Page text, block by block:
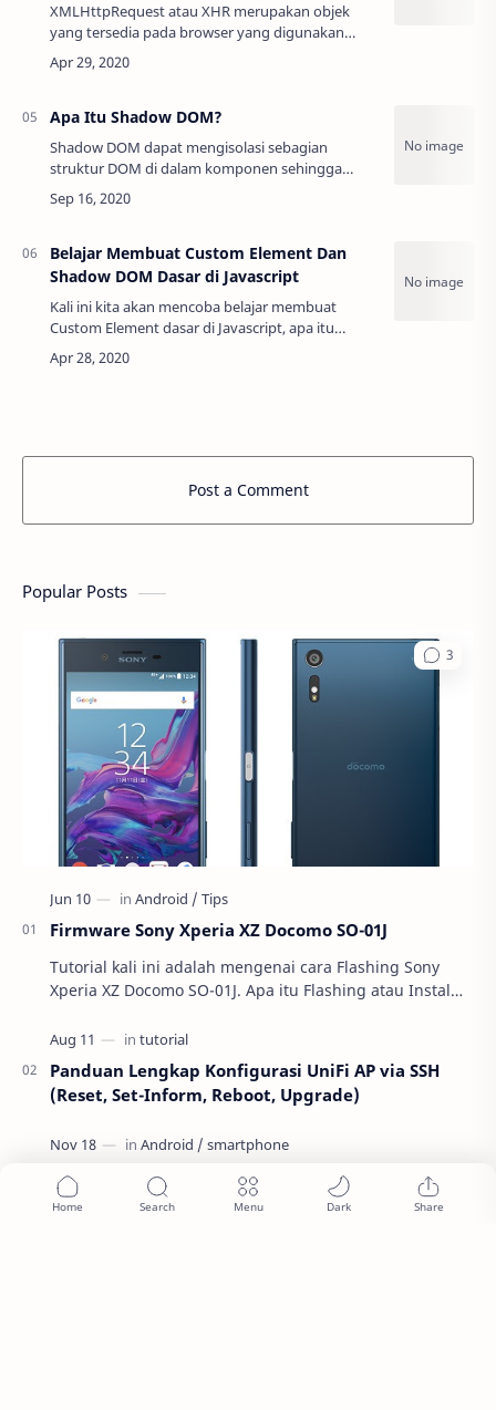
XMLHttpRequest atau XHR merupakan objek
yang tersedia pada browser yang digunakan
untuk membuat HTTP Requests menggunakan
JavaScript. Karena namanya kita mungkin ber…
Apa Itu Shadow DOM?
Shadow DOM dapat mengisolasi sebagian
struktur DOM di dalam komponen sehingga
tidak dapat disentuh dari luar komponen atau
nodenya. Singkatnya kita bisa sebut Shadow
Belajar Membuat Custom Element Dan
Shadow DOM Dasar di Javascript
Kali ini kita akan mencoba belajar membuat
Custom Element dasar di Javascript, apa itu
Custom Element? Gampang nya Custom Element
seperti kita Membuat Tag HTML baru untuk
Post a Comment
Popular Posts
Firmware Sony Xperia XZ Docomo SO-01J
Tutorial kali ini adalah mengenai cara Flashing Sony
Xperia XZ Docomo SO-01J. Apa itu Flashing atau Instal
Panduan Lengkap Konfigurasi UniFi AP via SSH
(Reset, Set-Inform, Reboot, Upgrade)
Cara Menyadap WhatsApp Lewat Chrome di HP
dengan Mudah